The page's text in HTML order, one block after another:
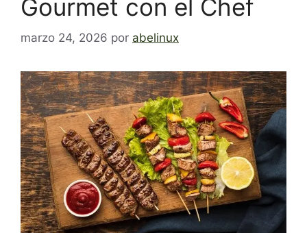
Gourmet con el Chef
marzo 24, 2026 por abelinux